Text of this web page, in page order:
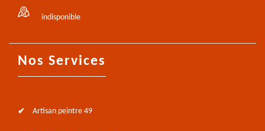
indisponible
Nos Services
Artisan peintre 49